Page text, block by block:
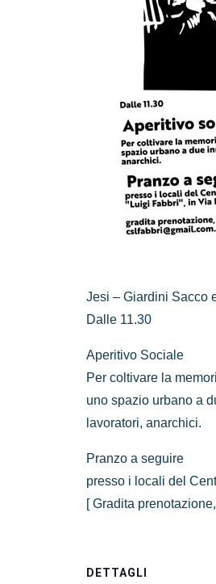
Jesi – Giardini Sacco
Dalle 11.30
Aperitivo Sociale
Per coltivare la
uno spazio urbano a
lavoratori, anarchici.
Pranzo a seguire
presso i locali del
[ Gradita
DETTAGLI